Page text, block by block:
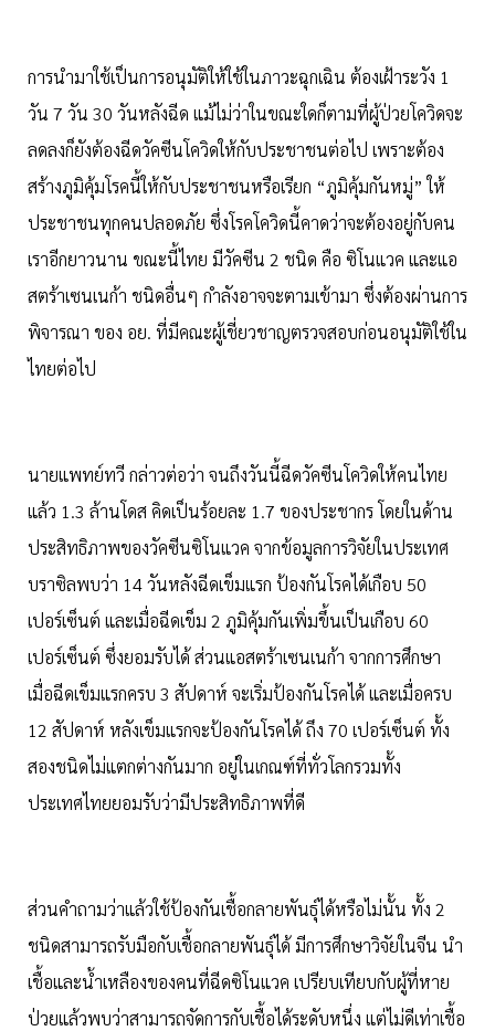
การนำมาใช้เป็นการอนุมัติให้ใช้ในภาวะฉุกเฉิน ต้องเฝ้าระวัง 1
วัน 7 วัน 30 วันหลังฉีด แม้ไม่ว่าในขณะใดก็ตามที่ผู้ป่วยโควิดจะ
ลดลงก็ยังต้องฉีดวัคซีนโควิดให้กับประชาชนต่อไป เพราะต้อง
สร้างภูมิคุ้มโรคนี้ให้กับประชาชนหรือเรียก “ภูมิคุ้มกันหมู่” ให้
ประชาชนทุกคนปลอดภัย ซึ่งโรคโควิดนี้คาดว่าจะต้องอยู่กับคน
เราอีกยาวนาน ขณะนี้ไทย มีวัคซีน 2 ชนิด คือ ซิโนแวค และแอ
สตร้าเซนเนก้า ชนิดอื่นๆ กำลังอาจจะตามเข้ามา ซึ่งต้องผ่านการ
พิจารณา ของ อย. ที่มีคณะผู้เชี่ยวชาญตรวจสอบก่อนอนุมัติใช้ใน
ไทยต่อไป
นายแพทย์ทวี กล่าวต่อว่า จนถึงวันนี้ฉีดวัคซีนโควิดให้คนไทย
แล้ว 1.3 ล้านโดส คิดเป็นร้อยละ 1.7 ของประชากร โดยในด้าน
ประสิทธิภาพของวัคซีนซิโนแวค จากข้อมูลการวิจัยในประเทศ
บราซิลพบว่า 14 วันหลังฉีดเข็มแรก ป้องกันโรคได้เกือบ 50
เปอร์เซ็นต์ และเมื่อฉีดเข็ม 2 ภูมิคุ้มกันเพิ่มขึ้นเป็นเกือบ 60
เปอร์เซ็นต์ ซึ่งยอมรับได้ ส่วนแอสตร้าเซนเนก้า จากการศึกษา
เมื่อฉีดเข็มแรกครบ 3 สัปดาห์ จะเริ่มป้องกันโรคได้ และเมื่อครบ
12 สัปดาห์ หลังเข็มแรกจะป้องกันโรคได้ ถึง 70 เปอร์เซ็นต์ ทั้ง
สองชนิดไม่แตกต่างกันมาก อยู่ในเกณฑ์ที่ทั่วโลกรวมทั้ง
ประเทศไทยยอมรับว่ามีประสิทธิภาพที่ดี
ส่วนคำถามว่าแล้วใช้ป้องกันเชื้อกลายพันธุ์ได้หรือไม่นั้น ทั้ง 2
ชนิดสามารถรับมือกับเชื้อกลายพันธุ์ได้ มีการศึกษาวิจัยในจีน นำ
เชื้อและน้ำเหลืองของคนที่ฉีดซิโนแวค เปรียบเทียบกับผู้ที่หาย
ป่วยแล้วพบว่าสามารถจัดการกับเชื้อได้ระดับหนึ่ง แต่ไม่ดีเท่าเชื้อ